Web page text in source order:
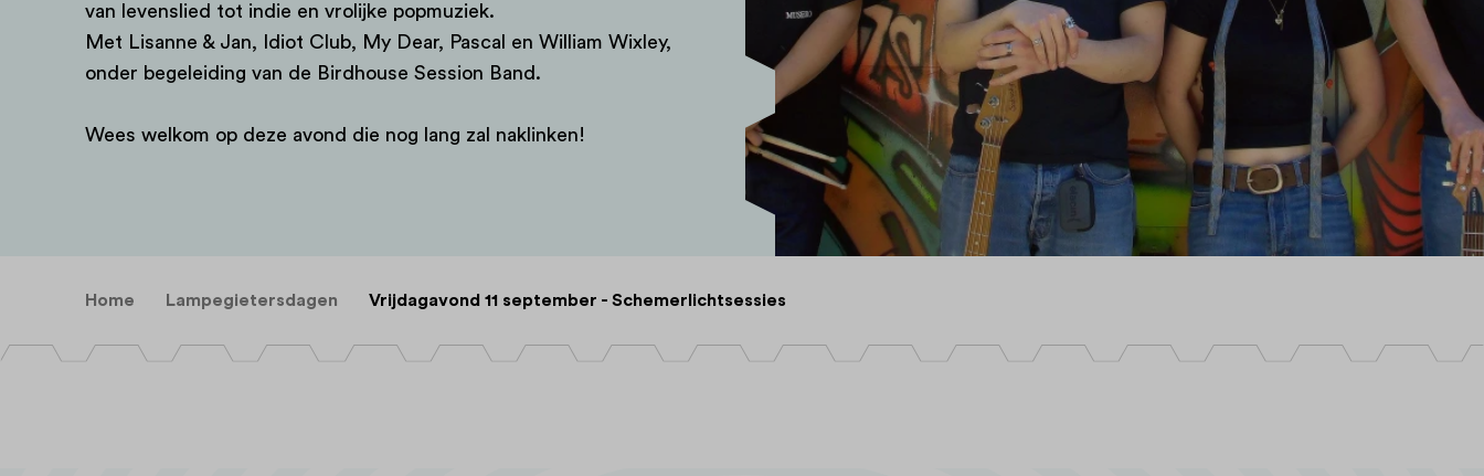
van levenslied tot indie en vrolijke popmuziek.
Met Lisanne & Jan, Idiot Club, My Dear, Pascal en William Wixley,
onder begeleiding van de Birdhouse Session Band.
Wees welkom op deze avond die nog lang zal naklinken!
Home Lampegietersdagen Vrijdagavond 11 september - Schemerlichtsessies